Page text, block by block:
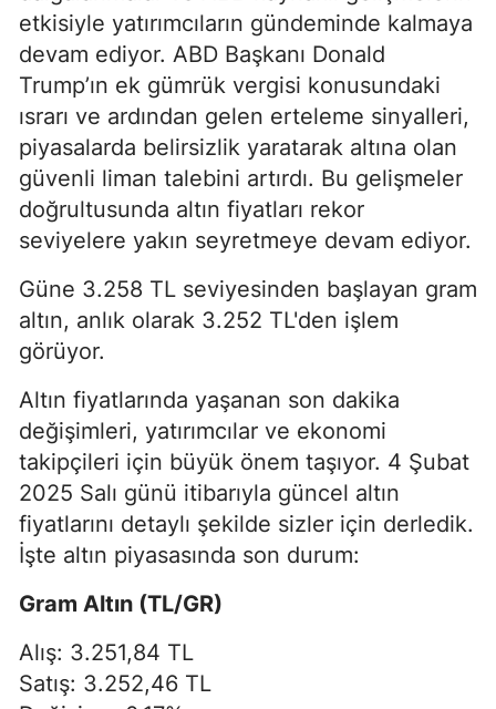
etkisiyle yatırımcıların gündeminde kalmaya
devam ediyor. ABD Başkanı Donald
Trump’ın ek gümrük vergisi konusundaki
ısrarı ve ardından gelen erteleme sinyalleri,
piyasalarda belirsizlik yaratarak altına olan
güvenli liman talebini artırdı. Bu gelişmeler
doğrultusunda altın fiyatları rekor
seviyelere yakın seyretmeye devam ediyor.
Güne 3.258 TL seviyesinden başlayan gram
altın, anlık olarak 3.252 TL'den işlem
görüyor.
Altın fiyatlarında yaşanan son dakika
değişimleri, yatırımcılar ve ekonomi
takipçileri için büyük önem taşıyor. 4 Şubat
2025 Salı günü itibarıyla güncel altın
fiyatlarını detaylı şekilde sizler için derledik.
İşte altın piyasasında son durum:
Gram Altın (TL/GR)
Alış: 3.251,84 TL
Satış: 3.252,46 TL